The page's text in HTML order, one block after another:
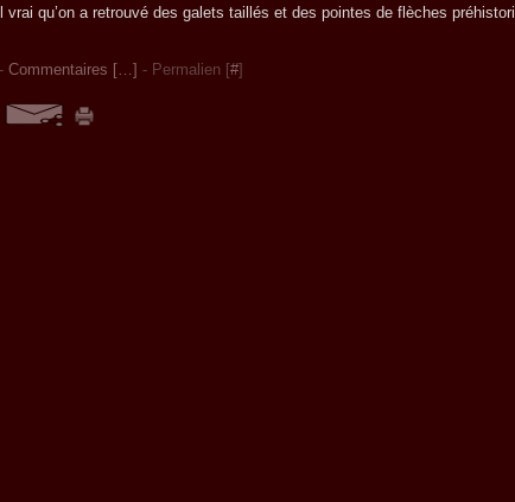
vrai qu’on a retrouvé des galets taillés et des pointes de flèches préhistori
Commentaires […] - Permalien [#]